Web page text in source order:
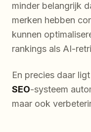
minder belangrijk
merken hebben
kunnen
rankings als AI-
En precies daar
SEO-systeem
maar ook